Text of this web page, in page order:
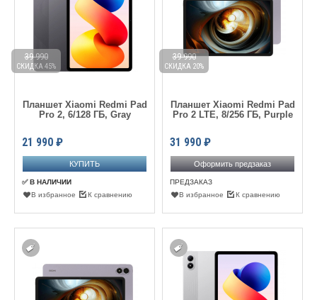
Планшет Xiaomi Redmi Pad
Pro 2, 6/128 ГБ, Gray
21 990 ₽
39 990
СКИДКА 45%
✅ В НАЛИЧИИ
В избранное
К сравнению
Планшет Xiaomi Redmi Pad
Pro 2 LTE, 8/256 ГБ, Purple
31 990 ₽
39 990
СКИДКА 20%
Оформить предзаказ
ПРЕДЗАКАЗ
В избранное
К сравнению